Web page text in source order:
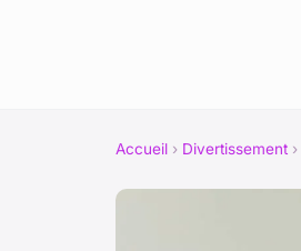
Accueil › Divertissement ›